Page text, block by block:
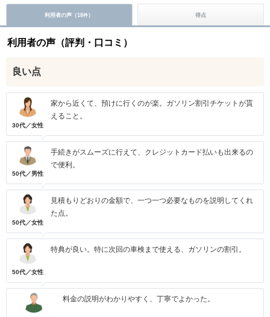
利用者の声（18件） 得点
利用者の声（評判・口コミ）
良い点
30代／女性
家から近くて、預けに行くのが楽。ガソリン割引チケットが貰
えること。
50代／男性
手続きがスムーズに行えて、クレジットカード払いも出来るの
で便利。
50代／女性
見積もりどおりの金額で、一つ一つ必要なものを説明してくれ
た点。
50代／女性
特典が良い。特に次回の車検まで使える、ガソリンの割引。
料金の説明がわかりやすく、丁寧でよかった。